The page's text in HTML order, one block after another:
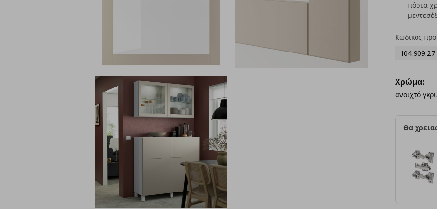
πόρτα
Κωδικός
104.909.27
Χρώμα:
ανοιχτό
Θα